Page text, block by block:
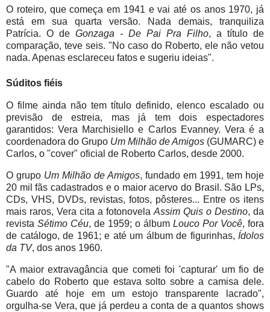
O roteiro, que começa em 1941 e vai até os anos 1970, já
está em sua quarta versão. Nada demais, tranquiliza
Patrícia. O de Gonzaga - De Pai Pra Filho, a título de
comparação, teve seis. "No caso do Roberto, ele não vetou
nada. Apenas esclareceu fatos e sugeriu ideias".
Súditos fiéis
O filme ainda não tem título definido, elenco escalado ou
previsão de estreia, mas já tem dois espectadores
garantidos: Vera Marchisiello e Carlos Evanney. Vera é a
coordenadora do Grupo Um Milhão de Amigos (GUMARC) e
Carlos, o "cover" oficial de Roberto Carlos, desde 2000.
O grupo Um Milhão de Amigos, fundado em 1991, tem hoje
20 mil fãs cadastrados e o maior acervo do Brasil. São LPs,
CDs, VHS, DVDs, revistas, fotos, pôsteres... Entre os itens
mais raros, Vera cita a fotonovela Assim Quis o Destino, da
revista Sétimo Céu, de 1959; o álbum Louco Por Você, fora
de catálogo, de 1961; e até um álbum de figurinhas, Ídolos
da TV, dos anos 1960.
"A maior extravagância que cometi foi 'capturar' um fio de
cabelo do Roberto que estava solto sobre a camisa dele.
Guardo até hoje em um estojo transparente lacrado",
orgulha-se Vera, que já perdeu a conta de a quantos shows